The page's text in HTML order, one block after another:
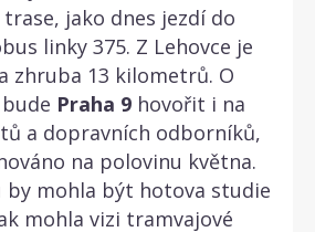
jako dnes jezdí do
linky 375. Z Lehovce je
zhruba 13 kilometrů. O
Praha 9 hovořit i na
a dopravních odborníků,
na polovinu května.
by mohla být hotova studie
mohla vizi tramvajové